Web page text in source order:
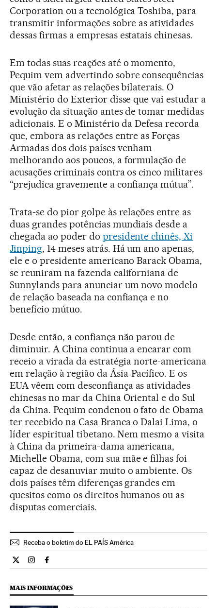
Corporation ou a tecnológica Toshiba, para
transmitir informações sobre as atividades
dessas firmas a empresas estatais chinesas.
Em todas suas reações até o momento,
Pequim vem advertindo sobre consequências
que vão afetar as relações bilaterais. O
Ministério do Exterior disse que vai estudar a
evolução da situação antes de tomar medidas
adicionais. E o Ministério da Defesa recorda
que, embora as relações entre as Forças
Armadas dos dois países venham
melhorando aos poucos, a formulação de
acusações criminais contra os cinco militares
“prejudica gravemente a confiança mútua”.
Trata-se do pior golpe às relações entre as
duas grandes potências mundiais desde a
chegada ao poder do presidente chinês, Xi
Jinping, 14 meses atrás. Há um ano apenas,
ele e o presidente americano Barack Obama,
se reuniram na fazenda californiana de
Sunnylands para anunciar um novo modelo
de relação baseada na confiança e no
benefício mútuo.
Desde então, a confiança não parou de
diminuir. A China continua a encarar com
receio a virada da estratégia norte-americana
em relação à região da Ásia-Pacífico. E os
EUA vêem com desconfiança as atividades
chinesas no mar da China Oriental e do Sul
da China. Pequim condenou o fato de Obama
ter recebido na Casa Branca o Dalai Lima, o
líder espiritual tibetano. Nem mesmo a visita
à China da primeira-dama americana,
Michelle Obama, com sua mãe e filhas foi
capaz de desanuviar muito o ambiente. Os
dois países têm diferenças grandes em
quesitos como os direitos humanos ou as
disputas comerciais.
Receba o boletim do EL PAÍS América
Internacional El País Brasil en Twitter
Internacional El País Brasil en Instagram
Internacional El País Brasil en Facebook
MAIS INFORMAÇÕES